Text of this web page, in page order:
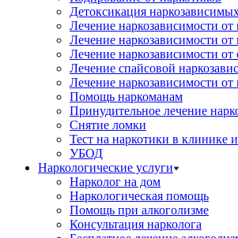
Детоксикация
Лечение наркозависимости от
Лечение наркозависимости от
Лечение наркозависимости от
Лечение спайсовой
Лечение наркозависимости от
Помощь наркоманам
Принудительное лечение
Снятие ломки
Тест на наркотики в клинике
УБОД
Наркологические услуги
Нарколог на дом
Наркологическая помощь
Помощь при алкоголизме
Консультация нарколога